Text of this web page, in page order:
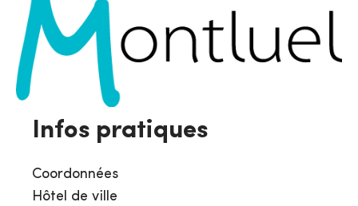
Infos pratiques
Coordonnées
Hôtel de ville